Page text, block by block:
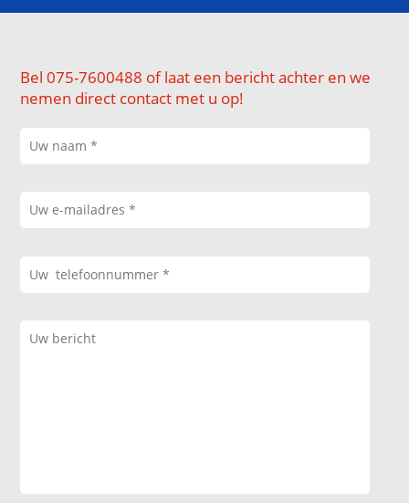
Bel 075-7600488 of laat een bericht achter en we
nemen direct contact met u op!